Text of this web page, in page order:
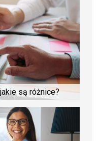
są różnice?